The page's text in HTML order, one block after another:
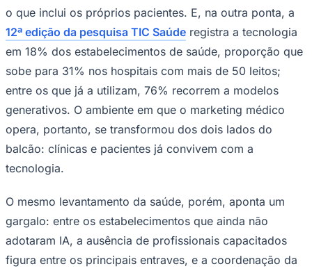
Corinthians
o que inclui os próprios pacientes. E, na outra ponta, a
12ª edição da pesquisa TIC Saúde registra a tecnologia
em 18% dos estabelecimentos de saúde, proporção que
sobe para 31% nos hospitais com mais de 50 leitos;
entre os que já a utilizam, 76% recorrem a modelos
generativos. O ambiente em que o marketing médico
opera, portanto, se transformou dos dois lados do
balcão: clínicas e pacientes já convivem com a
tecnologia.
O mesmo levantamento da saúde, porém, aponta um
gargalo: entre os estabelecimentos que ainda não
adotaram IA, a ausência de profissionais capacitados
figura entre os principais entraves, e a coordenação da